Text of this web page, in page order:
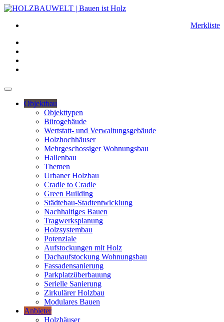
Merkliste
Objektbau
Objekttypen
Bürogebäude
Wertstatt- und Verwaltungsgebäude
Holzhochhäuser
Mehrgeschossiger Wohnungsbau
Hallenbau
Themen
Urbaner Holzbau
Cradle to Cradle
Green Building
Städtebau-Stadtentwicklung
Nachhaltiges Bauen
Tragwerksplanung
Holzsystembau
Potenziale
Aufstockungen mit Holz
Dachaufstockung Wohnungsbau
Fassadensanierung
Parkplatzüberbauung
Serielle Sanierung
Zirkulärer Holzbau
Modulares Bauen
Anbieter
Holzhäuser